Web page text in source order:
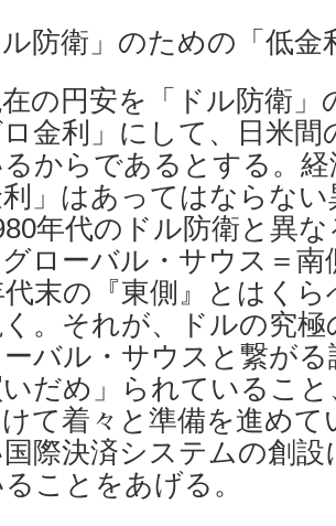
防衛」のための「低金
の円安を「ドル防衛」
金利」にして、日米間
からであるとする。
利」はあってはならな
年代のドル防衛と異
ローバル・サウス＝
代末の『東側』とはく
。それが、ドルの究
バル・サウスと繋が
だめ」られているこ
て着々と準備を進め
際決済システムの創
ことをあげる。